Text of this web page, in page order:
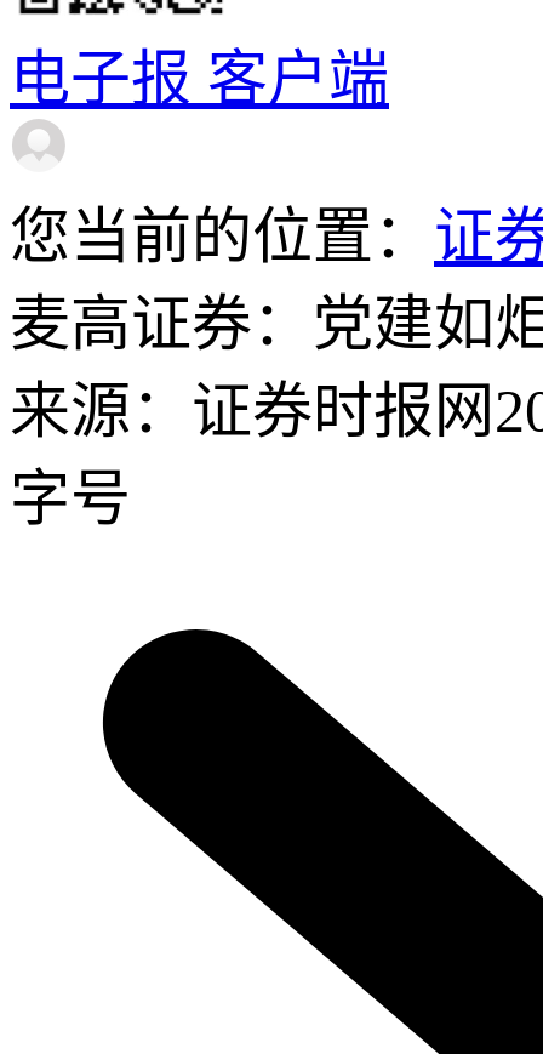
电子报 客户端
您当前的位置： 证
麦高证券：党建如
来源：证券时报网
字号